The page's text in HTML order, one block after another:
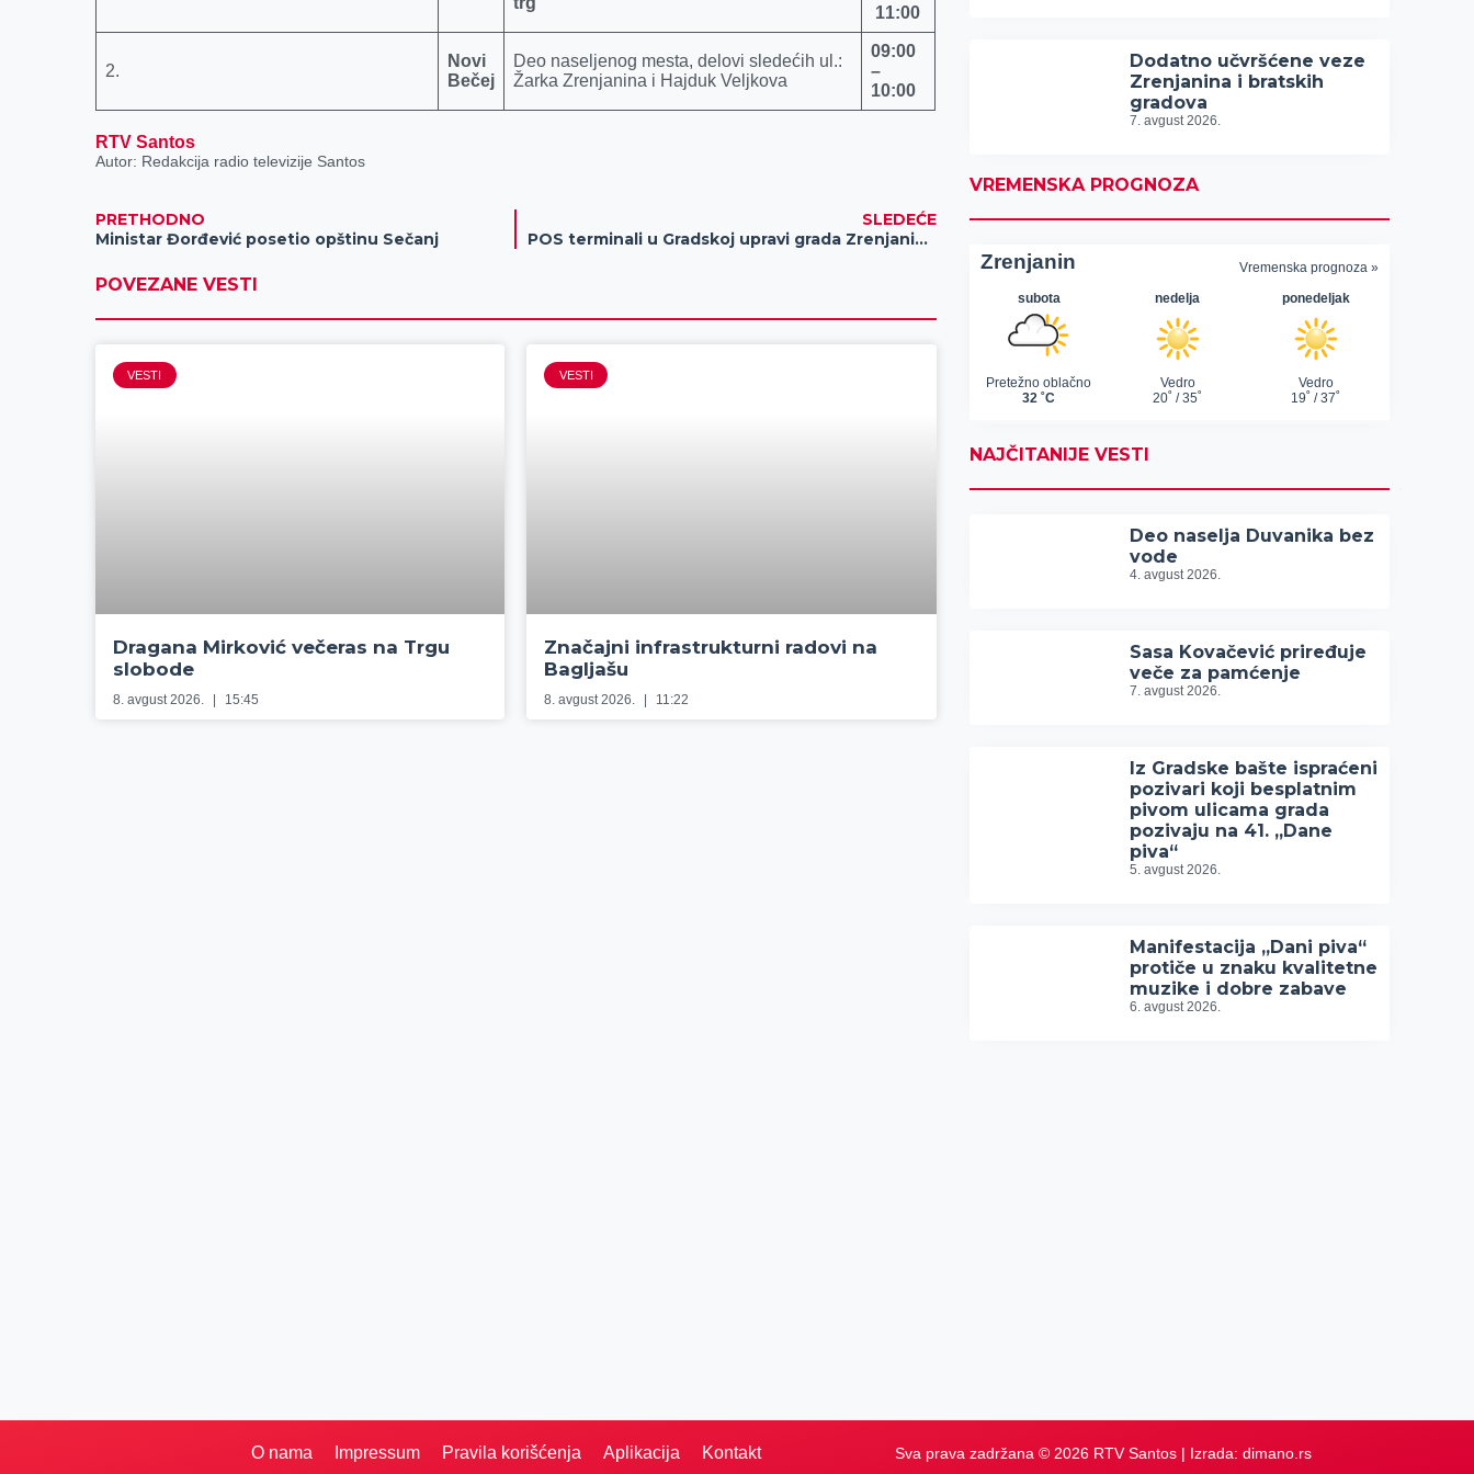
11:00
2.
Novi
Bečej
Deo naseljenog mesta, delovi sledećih ul.:
Žarka Zrenjanina i Hajduk Veljkova
09:00
–
10:00
RTV Santos
Autor: Redakcija radio televizije Santos
PRETHODNO
Ministar Đorđević posetio opštinu Sečanj
SLEDEĆE
POS terminali u Gradskoj upravi grada Zrenjanina za brži platni promet
POVEZANE VESTI
VESTI
Dragana Mirković večeras na Trgu
slobode
8. avgust 2026. 15:45
VESTI
Značajni infrastrukturni radovi na
Bagljašu
8. avgust 2026. 11:22
Dodatno učvršćene veze
Zrenjanina i bratskih
gradova
7. avgust 2026.
VREMENSKA PROGNOZA
NAJČITANIJE VESTI
Deo naselja Duvanika bez
vode
4. avgust 2026.
Sasa Kovačević priređuje
veče za pamćenje
7. avgust 2026.
Iz Gradske bašte ispraćeni
pozivari koji besplatnim
pivom ulicama grada
pozivaju na 41. „Dane
piva“
5. avgust 2026.
Manifestacija „Dani piva“
protiče u znaku kvalitetne
muzike i dobre zabave
6. avgust 2026.
O nama Impressum Pravila korišćenja Aplikacija Kontakt Sva prava zadržana © 2026 RTV Santos | Izrada: dimano.rs